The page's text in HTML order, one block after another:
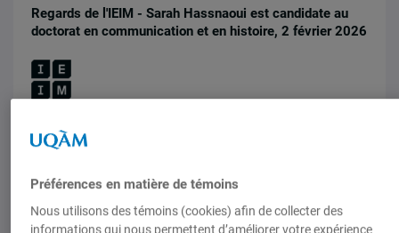
Regards de l'IEIM - Sarah Hassnaoui est candidate au
doctorat en communication et en histoire, 2 février 2026
Préférences en matière de témoins
Nous utilisons des témoins (cookies) afin de collecter des
informations qui nous permettent d’améliorer votre expérience